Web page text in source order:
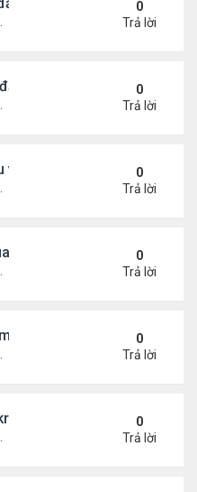
0
Trả lời
khi rạn nứt với ông
0
Trả lời
vào lửa' biểu tình ở Los
0
Trả lời
hệ Trump - Musk tan vỡ
0
Trả lời
đe dọa từ drone sát thủ
0
Trả lời
khó làm suy yếu 'mưa
0
Trả lời